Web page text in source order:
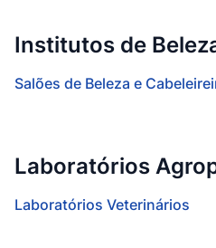
Institutos de
Salões de Beleza e
Laboratórios
Laboratórios Veterinários